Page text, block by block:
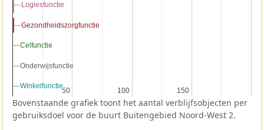
50
50 100
100 150
150
Logiesfunctie
Logiesfunctie
Gezondheidszorgfunctie
Gezondheidszorgfunctie
Celfunctie
Celfunctie
Onderwijsfunctie
Onderwijsfunctie
Winkelfunctie
Winkelfunctie
Bovenstaande grafiek toont het aantal verblijfsobjecten per
gebruiksdoel voor de buurt Buitengebied Noord-West 2.